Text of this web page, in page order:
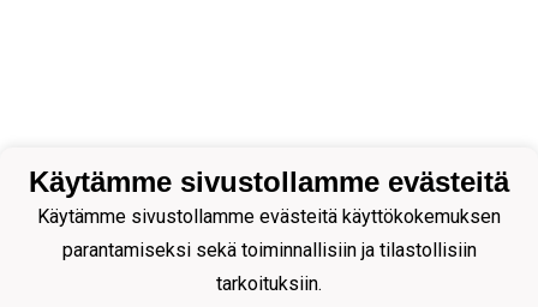
Käytämme sivustollamme evästeitä
Käytämme sivustollamme evästeitä käyttökokemuksen
parantamiseksi sekä toiminnallisiin ja tilastollisiin
tarkoituksiin.